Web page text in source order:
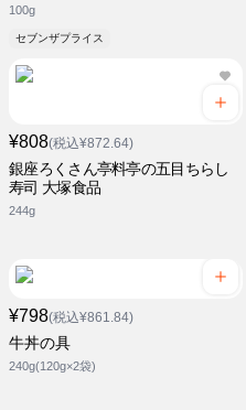
100g
セブンザプライス
¥808(税込¥872.64)
銀座ろくさん亭料亭の五目ちらし
寿司 大塚食品
244g
¥798(税込¥861.84)
牛丼の具
240g(120g×2袋)